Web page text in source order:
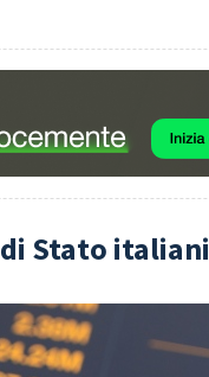
Stato italiani